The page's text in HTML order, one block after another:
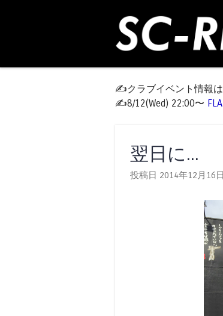
✍️クラブイベント情報は
✍️8/12(Wed) 22:00〜
翌日に...
投稿日 2014年12月16